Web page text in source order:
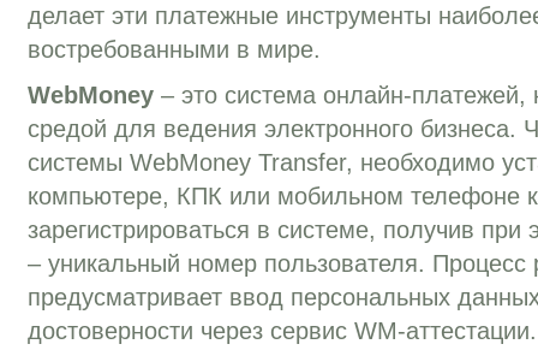
делает эти платежные инструменты
востребованными в мире.
WebMoney – это система онлайн-платежей,
средой для ведения электронного бизнеса.
системы WebMoney Transfer, необходимо
компьютере, КПК или мобильном телефоне
зарегистрироваться в системе, получив
– уникальный номер пользователя. Процесс
предусматривает ввод персональных
достоверности через сервис WM-